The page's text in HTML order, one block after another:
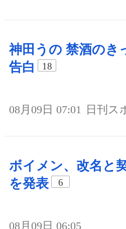
神田うの 禁酒のき
告白
18
08月09日 07:01 日刊ス
ボイメン、改名と
を発表
6
08月09日 06:05